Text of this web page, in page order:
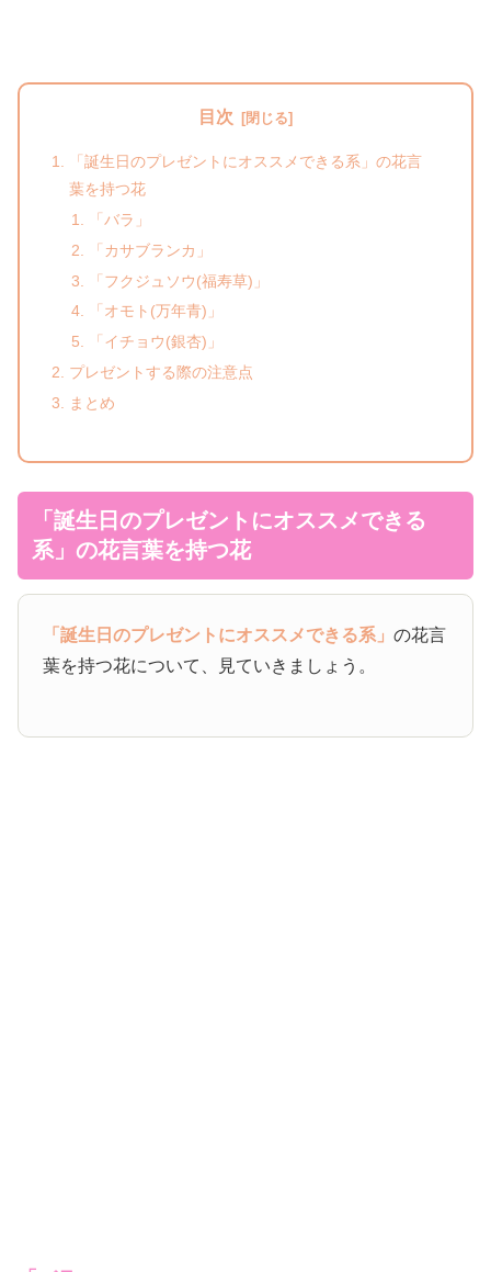
目次
「誕生日のプレゼントにオススメできる系」の花言
葉を持つ花
「バラ」
「カサブランカ」
「フクジュソウ(福寿草)」
「オモト(万年青)」
「イチョウ(銀杏)」
プレゼントする際の注意点
まとめ
「誕生日のプレゼントにオススメできる
系」の花言葉を持つ花
「誕生日のプレゼントにオススメできる系」の花言
葉を持つ花について、見ていきましょう。